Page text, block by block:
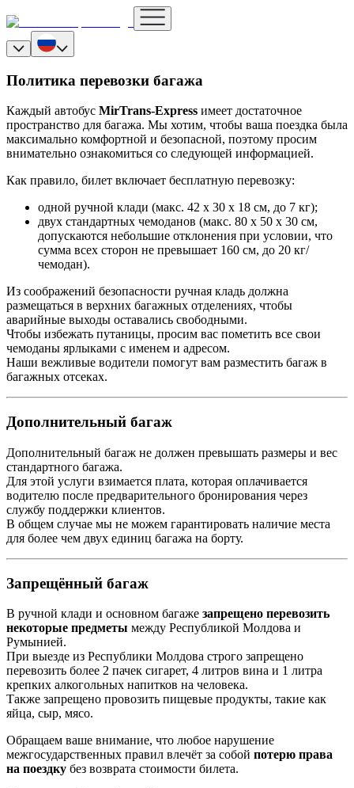
Политика перевозки багажа
Каждый автобус MirTrans-Express имеет достаточное
пространство для багажа. Мы хотим, чтобы ваша поездка была
максимально комфортной и безопасной, поэтому просим
внимательно ознакомиться со следующей информацией.
Как правило, билет включает бесплатную перевозку:
одной ручной клади (макс. 42 x 30 x 18 см, до 7 кг);
двух стандартных чемоданов (макс. 80 x 50 x 30 см,
допускаются небольшие отклонения при условии, что
сумма всех сторон не превышает 160 см, до 20 кг/
чемодан).
Из соображений безопасности ручная кладь должна
размещаться в верхних багажных отделениях, чтобы
аварийные выходы оставались свободными.
Чтобы избежать путаницы, просим вас пометить все свои
чемоданы ярлыками с именем и адресом.
Наши вежливые водители помогут вам разместить багаж в
багажных отсеках.
Дополнительный багаж
Дополнительный багаж не должен превышать размеры и вес
стандартного багажа.
Для этой услуги взимается плата, которая оплачивается
водителю после предварительного бронирования через
службу поддержки клиентов.
В общем случае мы не можем гарантировать наличие места
для более чем двух единиц багажа на борту.
Запрещённый багаж
В ручной клади и основном багаже запрещено перевозить
некоторые предметы между Республикой Молдова и
Румынией.
При выезде из Республики Молдова строго запрещено
перевозить более 2 пачек сигарет, 4 литров вина и 1 литра
крепких алкогольных напитков на человека.
Также запрещено провозить пищевые продукты, такие как
яйца, сыр, мясо.
Обращаем ваше внимание, что любое нарушение
межгосударственных правил влечёт за собой потерю права
на поездку без возврата стоимости билета.